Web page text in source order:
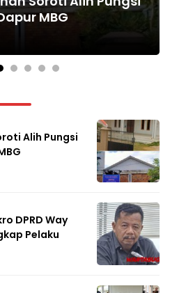
MBG
Ungkap Pelaku
Lingkungan
Alih Pungsi
DPRD Way
Pelaku